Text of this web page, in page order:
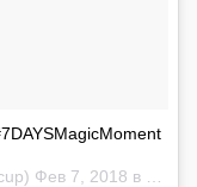
Фев 7, 2018 в 1:24 PST